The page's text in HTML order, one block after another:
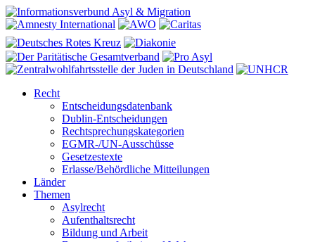
Recht
Entscheidungsdatenbank
Dublin-Entscheidungen
Rechtsprechungskategorien
EGMR-/UN-Ausschüsse
Gesetzestexte
Erlasse/Behördliche Mitteilungen
Länder
Themen
Asylrecht
Aufenthaltsrecht
Bildung und Arbeit